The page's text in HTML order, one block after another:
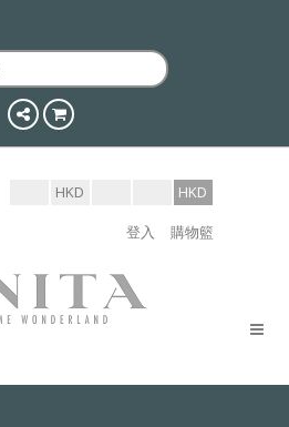
HKD HKD
登入
購物籃